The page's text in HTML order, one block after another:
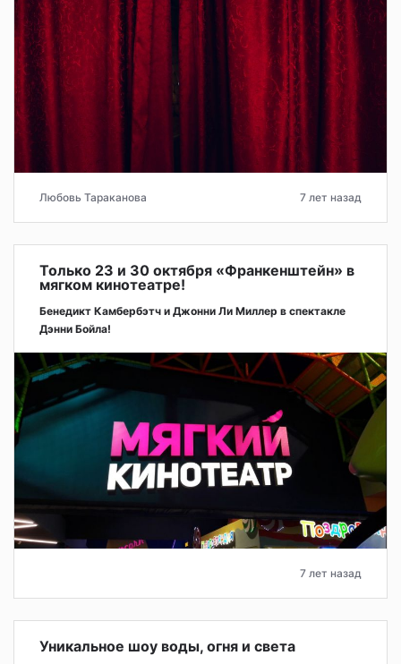
Любовь Тараканова 7 лет назад
Только 23 и 30 октября «Франкенштейн» в
мягком кинотеатре!
Бенедикт Камбербэтч и Джонни Ли Миллер в спектакле
Дэнни Бойла!
7 лет назад
Уникальное шоу воды, огня и света